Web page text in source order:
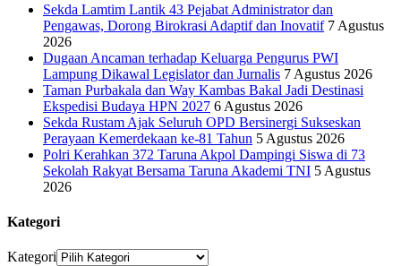
Sekda Lamtim Lantik 43 Pejabat Administrator dan
Pengawas, Dorong Birokrasi Adaptif dan Inovatif 7 Agustus
2026
Dugaan Ancaman terhadap Keluarga Pengurus PWI
Lampung Dikawal Legislator dan Jurnalis 7 Agustus 2026
Taman Purbakala dan Way Kambas Bakal Jadi Destinasi
Ekspedisi Budaya HPN 2027 6 Agustus 2026
Sekda Rustam Ajak Seluruh OPD Bersinergi Sukseskan
Perayaan Kemerdekaan ke-81 Tahun 5 Agustus 2026
Polri Kerahkan 372 Taruna Akpol Dampingi Siswa di 73
Sekolah Rakyat Bersama Taruna Akademi TNI 5 Agustus
2026
Kategori
Kategori